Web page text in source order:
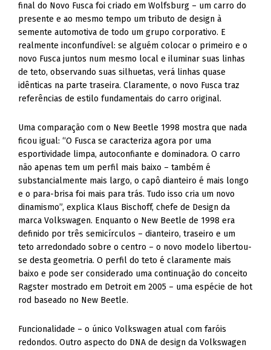
final do Novo Fusca foi criado em Wolfsburg – um carro do
presente e ao mesmo tempo um tributo de design à
semente automotiva de todo um grupo corporativo. E
realmente inconfundível: se alguém colocar o primeiro e o
novo Fusca juntos num mesmo local e iluminar suas linhas
de teto, observando suas silhuetas, verá linhas quase
idênticas na parte traseira. Claramente, o novo Fusca traz
referências de estilo fundamentais do carro original.
Uma comparação com o New Beetle 1998 mostra que nada
ficou igual: “O Fusca se caracteriza agora por uma
esportividade limpa, autoconfiante e dominadora. O carro
não apenas tem um perfil mais baixo – também é
substancialmente mais largo, o capô dianteiro é mais longo
e o para-brisa foi mais para trás. Tudo isso cria um novo
dinamismo”, explica Klaus Bischoff, chefe de Design da
marca Volkswagen. Enquanto o New Beetle de 1998 era
definido por três semicírculos – dianteiro, traseiro e um
teto arredondado sobre o centro – o novo modelo libertou-
se desta geometria. O perfil do teto é claramente mais
baixo e pode ser considerado uma continuação do conceito
Ragster mostrado em Detroit em 2005 – uma espécie de hot
rod baseado no New Beetle.
Funcionalidade – o único Volkswagen atual com faróis
redondos. Outro aspecto do DNA de design da Volkswagen